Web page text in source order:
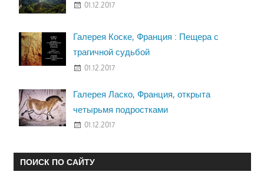
01.12.2017
Галерея Коске, Франция : Пещера с
трагичной судьбой
01.12.2017
Галерея Ласко, Франция, открыта
четырьмя подростками
01.12.2017
ПОИСК ПО САЙТУ